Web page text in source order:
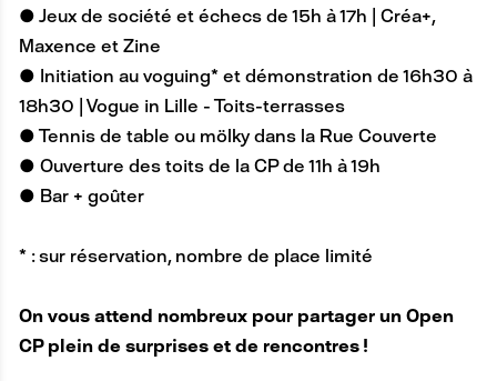
● Jeux de société et échecs de 15h à 17h | Créa+,
Maxence et Zine
● Initiation au voguing* et démonstration de 16h30 à
18h30 | Vogue in Lille - Toits-terrasses
● Tennis de table ou mölky dans la Rue Couverte
● Ouverture des toits de la CP de 11h à 19h
● Bar + goûter
* : sur réservation, nombre de place limité
On vous attend nombreux pour partager un Open
CP plein de surprises et de rencontres !